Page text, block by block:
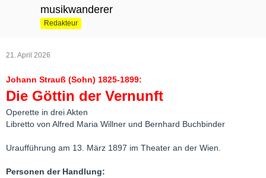
musikwanderer
Redakteur
21. April 2026
Johann Strauß (Sohn) 1825-1899:
Die Göttin der Vernunft
Operette in drei Akten
Libretto von Alfred Maria Willner und Bernhard Buchbinder
Uraufführung am 13. März 1897 im Theater an der Wien.
Personen der Handlung: